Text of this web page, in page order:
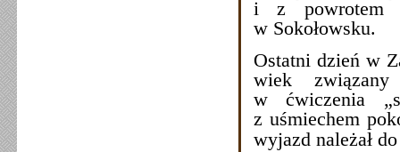
i z powrotem
w Sokołowsku.
Ostatni dzień w
wiek związany
w ćwiczenia
z uśmiechem
wyjazd należał